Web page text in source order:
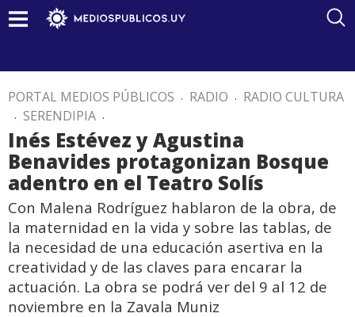
PORTAL MEDIOS PÚBLICOS . RADIO . RADIO CULTURA
. SERENDIPIA .
Inés Estévez y Agustina
Benavides protagonizan Bosque
adentro en el Teatro Solís
Con Malena Rodríguez hablaron de la obra, de
la maternidad en la vida y sobre las tablas, de
la necesidad de una educación asertiva en la
creatividad y de las claves para encarar la
actuación. La obra se podrá ver del 9 al 12 de
noviembre en la Zavala Muniz